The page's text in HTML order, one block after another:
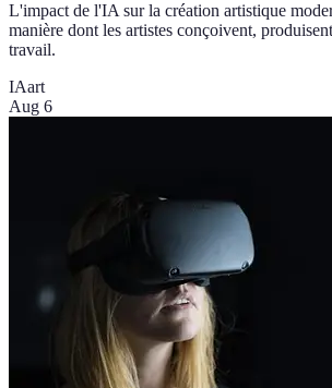
L'impact de l'IA sur la création artistique
manière dont les artistes conçoivent,
travail.
IAart
Aug 6